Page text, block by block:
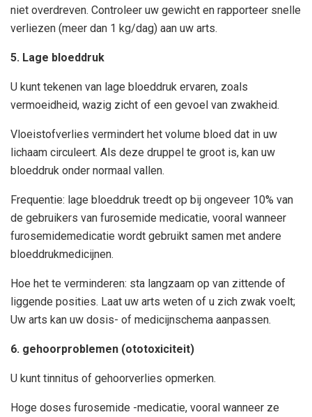
niet overdreven. Controleer uw gewicht en rapporteer snelle
verliezen (meer dan 1 kg/dag) aan uw arts.
5. Lage bloeddruk
U kunt tekenen van lage bloeddruk ervaren, zoals
vermoeidheid, wazig zicht of een gevoel van zwakheid.
Vloeistofverlies vermindert het volume bloed dat in uw
lichaam circuleert. Als deze druppel te groot is, kan uw
bloeddruk onder normaal vallen.
Frequentie: lage bloeddruk treedt op bij ongeveer 10% van
de gebruikers van furosemide medicatie, vooral wanneer
furosemidemedicatie wordt gebruikt samen met andere
bloeddrukmedicijnen.
Hoe het te verminderen: sta langzaam op van zittende of
liggende posities. Laat uw arts weten of u zich zwak voelt;
Uw arts kan uw dosis- of medicijnschema aanpassen.
6. gehoorproblemen (ototoxiciteit)
U kunt tinnitus of gehoorverlies opmerken.
Hoge doses furosemide -medicatie, vooral wanneer ze